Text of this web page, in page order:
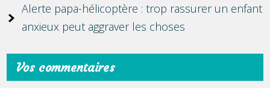
Alerte papa-hélicoptère : trop rassurer un enfant
anxieux peut aggraver les choses
Vos commentaires